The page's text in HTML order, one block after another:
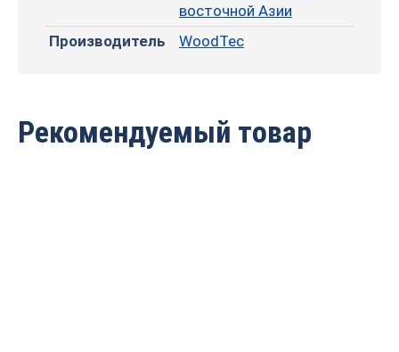
восточной Азии
Производитель
WoodTec
Рекомендуемый товар